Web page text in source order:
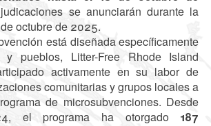
se anunciarán durante la
octubre de 2025.
está diseñada específicamente
y pueblos, Litter-Free Rhode Island
activamente en su labor de
comunitarias y grupos locales a
de microsubvenciones. Desde
el programa ha otorgado 187